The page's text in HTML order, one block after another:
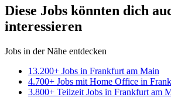
Diese Jobs könnten dich
interessieren
Jobs in der Nähe entdecken
13.200+ Jobs in Frankfurt am Main
4.700+ Jobs mit Home Office in
3.800+ Teilzeit Jobs in Frankfurt am